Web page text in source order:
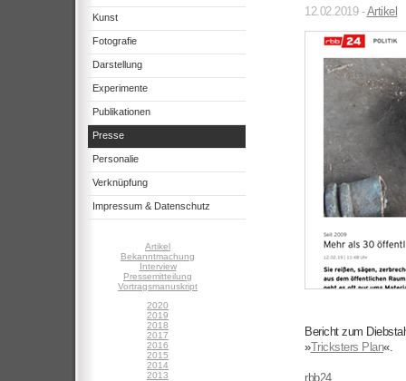
Kunst
Fotografie
Darstellung
Experimente
Publikationen
Presse
Personalie
Verknüpfung
Impressum & Datenschutz
Artikel
Bekanntmachung
Interview
Pressemitteilung
Vortragsmanuskript
2020
2019
2018
2017
2016
2015
2014
2013
12.02.2019 -Artikel
Bericht zum
»Tricksters Plan«.
rbb24